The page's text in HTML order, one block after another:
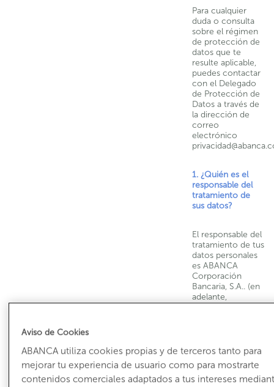
Para cualquier
duda o consulta
sobre el régimen
de protección de
datos que te
resulte aplicable,
puedes contactar
con el Delegado
de Protección de
Datos a través de
la dirección de
correo
electrónico
1. ¿Quién es el
responsable del
tratamiento de
sus datos?
El responsable del
tratamiento de tus
datos personales
es ABANCA
Corporación
Bancaria, S.A.. (en
adelante,
“ABANCA”), con
Coruña - España),
Claudino Pita, nº
2, C.P. 15300.
Aviso de Cookies
ABANCA utiliza cookies propias y de terceros tanto para
mejorar tu experiencia de usuario como para mostrarte
contenidos comerciales adaptados a tus intereses